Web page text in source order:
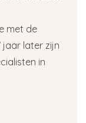
met de
jaar later zijn
in